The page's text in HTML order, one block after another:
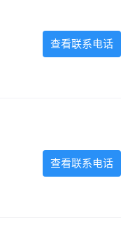
查看联系电话
查看联系电话